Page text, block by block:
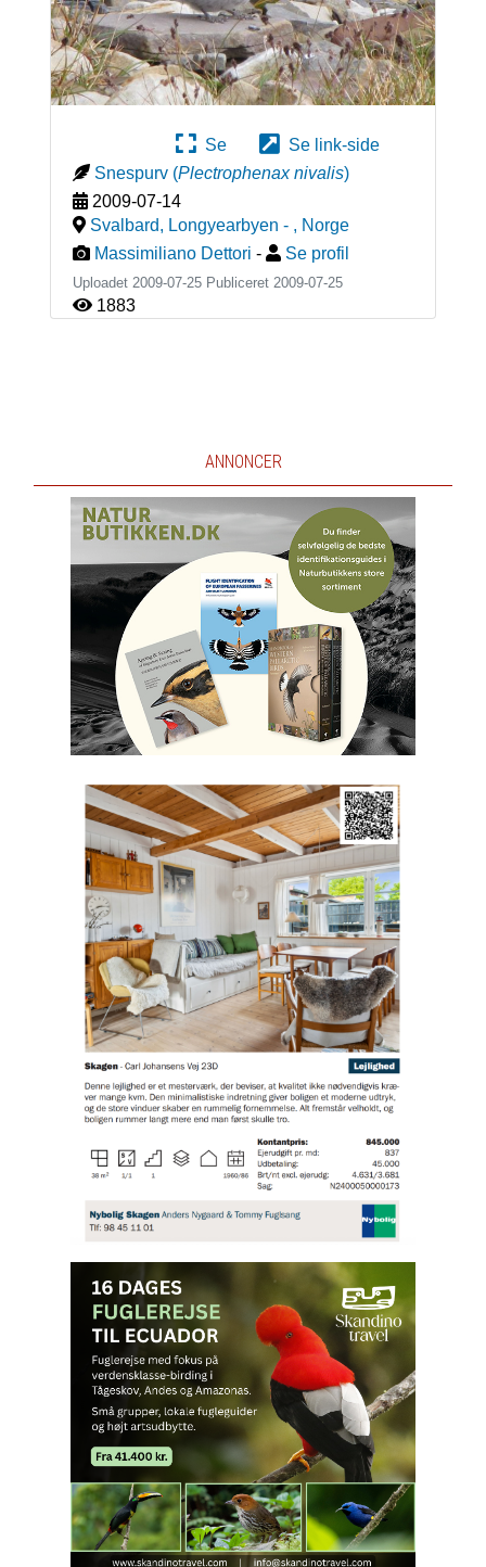
Se
Se link-side
Snespurv (Plectrophenax nivalis)
2009-07-14
Svalbard, Longyearbyen - , Norge
Massimiliano Dettori - Se profil
Uploadet 2009-07-25 Publiceret 2009-07-25
1883
ANNONCER